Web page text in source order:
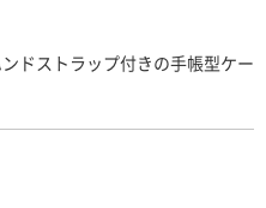
ドストラップ付きの手帳型ケー